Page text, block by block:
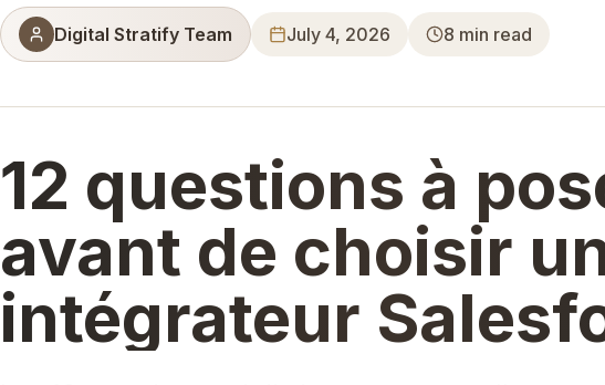
Digital Stratify Team July 4, 2026 8 min read
12 questions à
avant de choisir
intégrateur